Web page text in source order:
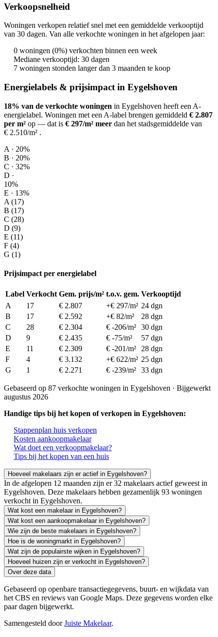
Verkoopsnelheid
Woningen verkopen relatief snel met een gemiddelde verkooptijd
van 30 dagen. Van alle verkochte woningen in het afgelopen jaar:
0 woningen (0%) verkochten binnen een week
Mediane verkooptijd: 30 dagen
7 woningen stonden langer dan 3 maanden te koop
Energielabels & prijsimpact in Eygelshoven
18% van de verkochte woningen in Eygelshoven heeft een A-
energielabel. Woningen met een A-label brengen gemiddeld € 2.807
per m² op — dat is € 297/m² meer dan het stadsgemiddelde van
€ 2.510/m² .
A · 20%
B · 20%
C · 32%
D ·
10%
E · 13%
A (17)
B (17)
C (28)
D (9)
E (11)
F (4)
G (1)
Prijsimpact per energielabel
Label Verkocht Gem. prijs/m² t.o.v. gem. Verkooptijd
A
17 € 2.807 +€ 297/m² 24 dgn
B
17 € 2.592 +€ 82/m²
28 dgn
C
28 € 2.304 € -206/m² 30 dgn
D
9 € 2.435 € -75/m²
57 dgn
E
11 € 2.309 € -201/m²
28 dgn
F
4 € 3.132 +€ 622/m² 25 dgn
G
1 € 2.271 € -239/m² 33 dgn
Gebaseerd op 87 verkochte woningen in Eygelshoven · Bijgewerkt
augustus 2026
Handige tips bij het kopen of verkopen in Eygelshoven:
Stappenplan huis verkopen
Kosten aankoopmakelaar
Wat doet een verkoopmakelaar?
Tips bij het kopen van een huis
Hoeveel makelaars zijn er actief in Eygelshoven?
In de afgelopen 12 maanden zijn er 32 makelaars actief geweest in
Eygelshoven. Deze makelaars hebben gezamenlijk 93 woningen
verkocht in Eygelshoven.
Wat kost een makelaar in Eygelshoven?
Wat kost een aankoopmakelaar in Eygelshoven?
Wie zijn de beste makelaars in Eygelshoven?
Hoe is de woningmarkt in Eygelshoven?
Wat zijn de populairste wijken in Eygelshoven?
Hoeveel huizen zijn er verkocht in Eygelshoven?
Over deze data
Gebaseerd op openbare transactiegegevens, buurt- en wijkdata van
het CBS en reviews van Google Maps. Deze gegevens worden elke
paar dagen bijgewerkt.
Samengesteld doorJuiste Makelaar.